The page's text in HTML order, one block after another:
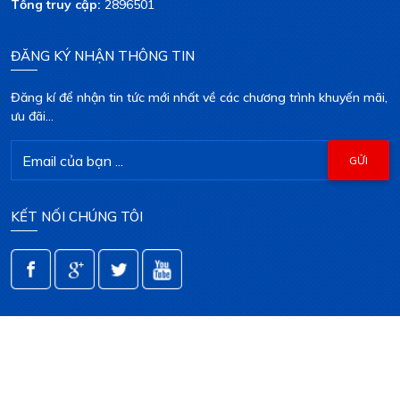
Tổng truy cập:2896501
ĐĂNG KÝ NHẬN THÔNG TIN
Đăng kí để nhận tin tức mới nhất về các chương trình khuyến mãi,
ưu đãi...
KẾT NỐI CHÚNG TÔI